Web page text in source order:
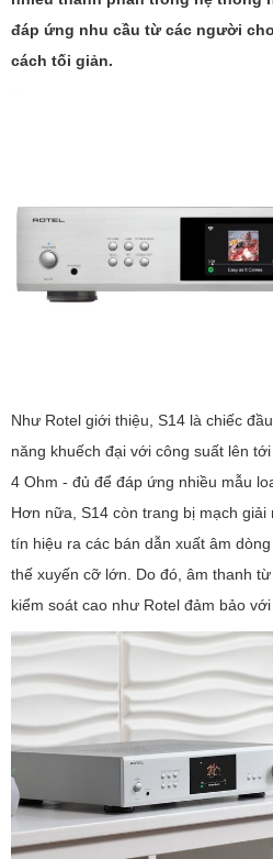
đáp ứng nhu cầu từ các người
cách tối giản.
Như Rotel giới thiệu, S14 là chiếc
năng khuếch đại với công suất lên
4 Ohm - đủ để đáp ứng nhiều mẫu
Hơn nữa, S14 còn trang bị mạch giải
tín hiệu ra các bán dẫn xuất âm
thế xuyến cỡ lớn. Do đó, âm thanh
kiểm soát cao như Rotel đảm bảo